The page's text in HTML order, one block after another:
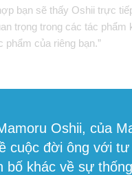
bạn sẽ thấy Oshii trực
trọng trong các tác phẩm
của riêng bạn.”
Oshii, của
cuộc đời ông với
bố khác về sự